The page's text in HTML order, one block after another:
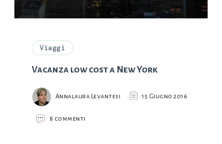
Viaggi
Vacanza low cost a New York
Annalaura Levantesi 15 Giugno 2016
8 commenti